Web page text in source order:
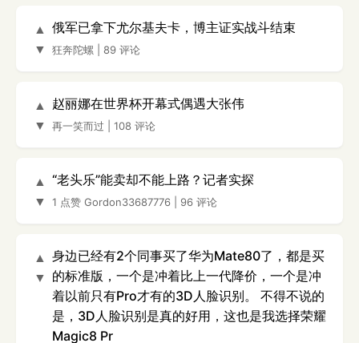
▲
▼
俄军已拿下尤尔基夫卡，博主证实战斗结束
狂奔陀螺 89 评论
▲
▼
赵丽娜在世界杯开幕式偶遇大张伟
再一笑而过 108 评论
▲
▼
“老头乐”能卖却不能上路？记者实探
1 点赞 Gordon33687776 96 评论
▲
▼
身边已经有2个同事买了华为Mate80了，都是买
的标准版，一个是冲着比上一代降价，一个是冲
着以前只有Pro才有的3D人脸识别。 不得不说的
是，3D人脸识别是真的好用，这也是我选择荣耀
Magic8 Pr